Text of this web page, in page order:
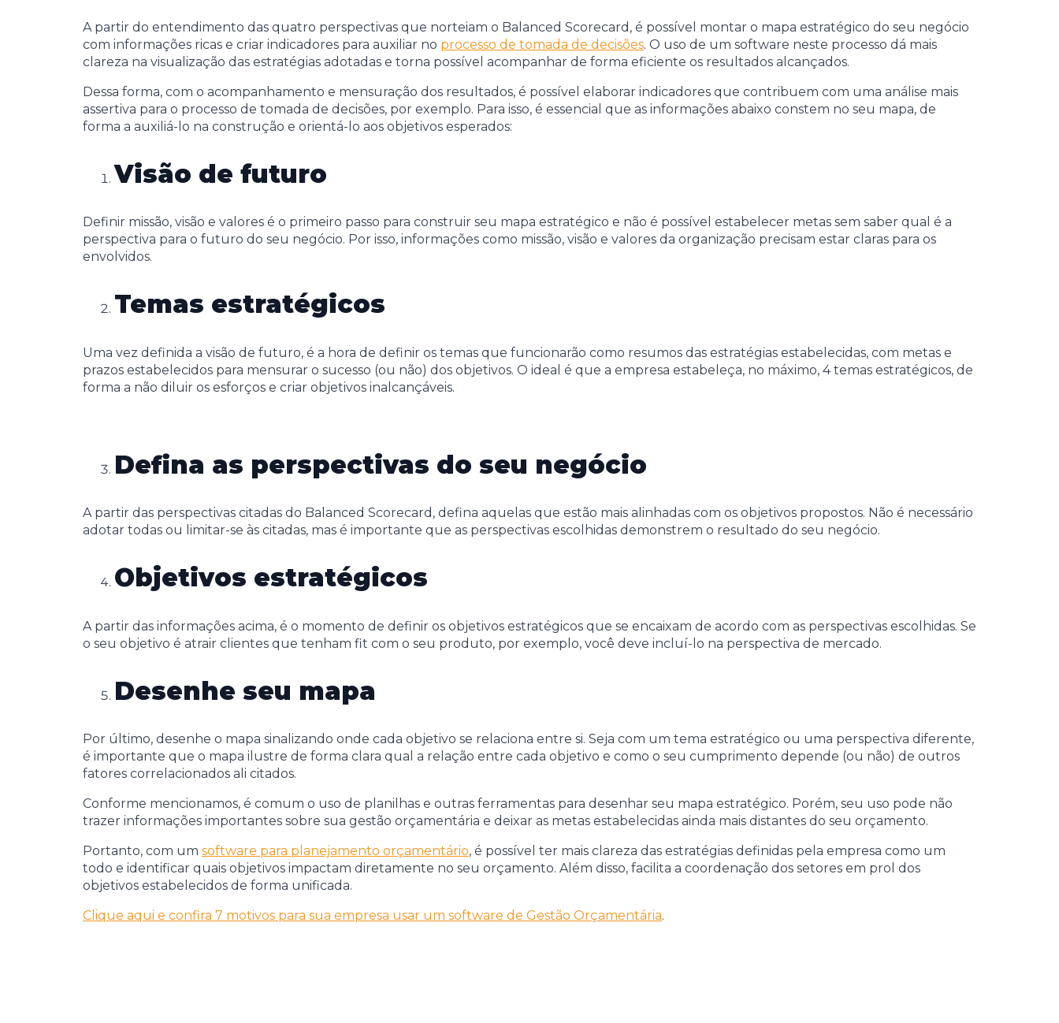
A partir do entendimento das quatro perspectivas que norteiam o Balanced Scorecard, é possível montar o mapa estratégico do seu negócio
com informações ricas e criar indicadores para auxiliar no processo de tomada de decisões. O uso de um software neste processo dá mais
clareza na visualização das estratégias adotadas e torna possível acompanhar de forma eficiente os resultados alcançados.
Dessa forma, com o acompanhamento e mensuração dos resultados, é possível elaborar indicadores que contribuem com uma análise mais
assertiva para o processo de tomada de decisões, por exemplo. Para isso, é essencial que as informações abaixo constem no seu mapa, de
forma a auxiliá-lo na construção e orientá-lo aos objetivos esperados:
Visão de futuro
Definir missão, visão e valores é o primeiro passo para construir seu mapa estratégico e não é possível estabelecer metas sem saber qual é a
perspectiva para o futuro do seu negócio. Por isso, informações como missão, visão e valores da organização precisam estar claras para os
envolvidos.
Temas estratégicos
Uma vez definida a visão de futuro, é a hora de definir os temas que funcionarão como resumos das estratégias estabelecidas, com metas e
prazos estabelecidos para mensurar o sucesso (ou não) dos objetivos. O ideal é que a empresa estabeleça, no máximo, 4 temas estratégicos, de
forma a não diluir os esforços e criar objetivos inalcançáveis.
Defina as perspectivas do seu negócio
A partir das perspectivas citadas do Balanced Scorecard, defina aquelas que estão mais alinhadas com os objetivos propostos. Não é necessário
adotar todas ou limitar-se às citadas, mas é importante que as perspectivas escolhidas demonstrem o resultado do seu negócio.
Objetivos estratégicos
A partir das informações acima, é o momento de definir os objetivos estratégicos que se encaixam de acordo com as perspectivas escolhidas. Se
o seu objetivo é atrair clientes que tenham fit com o seu produto, por exemplo, você deve incluí-lo na perspectiva de mercado.
Desenhe seu mapa
Por último, desenhe o mapa sinalizando onde cada objetivo se relaciona entre si. Seja com um tema estratégico ou uma perspectiva diferente,
é importante que o mapa ilustre de forma clara qual a relação entre cada objetivo e como o seu cumprimento depende (ou não) de outros
fatores correlacionados ali citados.
Conforme mencionamos, é comum o uso de planilhas e outras ferramentas para desenhar seu mapa estratégico. Porém, seu uso pode não
trazer informações importantes sobre sua gestão orçamentária e deixar as metas estabelecidas ainda mais distantes do seu orçamento.
Portanto, com um software para planejamento orçamentário, é possível ter mais clareza das estratégias definidas pela empresa como um
todo e identificar quais objetivos impactam diretamente no seu orçamento. Além disso, facilita a coordenação dos setores em prol dos
objetivos estabelecidos de forma unificada.
Clique aqui e confira 7 motivos para sua empresa usar um software de Gestão Orçamentária.